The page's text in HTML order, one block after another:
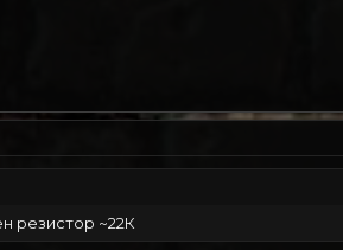
резистор ~22К